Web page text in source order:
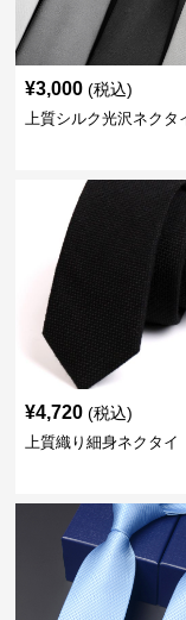
¥3,000 (税込)
上質シルク光沢ネクタ
¥4,720 (税込)
上質織り細身ネクタイ